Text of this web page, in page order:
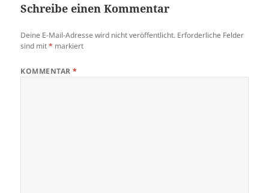
Schreibe einen Kommentar
Deine E-Mail-Adresse wird nicht veröffentlicht. Erforderliche Felder
sind mit* markiert
KOMMENTAR*